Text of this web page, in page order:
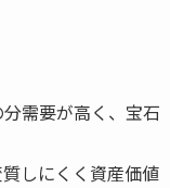
需要が高く、宝石
しにくく資産価値